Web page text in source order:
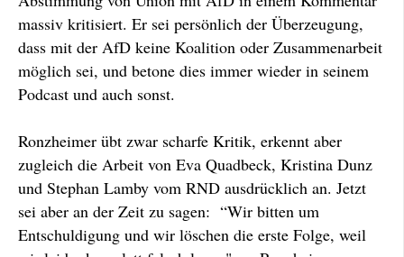
massiv kritisiert. Er sei persönlich der Überzeugung,
dass mit der AfD keine Koalition oder Zusammenarbeit
möglich sei, und betone dies immer wieder in seinem
Podcast und auch sonst.
Ronzheimer übt zwar scharfe Kritik, erkennt aber
zugleich die Arbeit von Eva Quadbeck, Kristina Dunz
und Stephan Lamby vom RND ausdrücklich an. Jetzt
sei aber an der Zeit zu sagen: “Wir bitten um
Entschuldigung und wir löschen die erste Folge, weil